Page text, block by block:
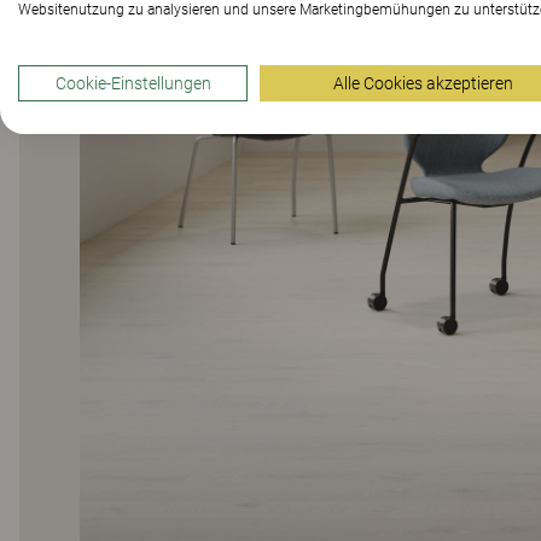
Websitenutzung zu analysieren und unsere Marketingbemühungen zu
Cookie-Einstellungen Alle Cookies akzeptieren